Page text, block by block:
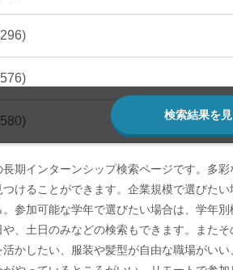
(582)
(131)
検索結果を
長期インターンシップ検索ページです。多
けることができます。企業規模で選びた
参加可能な学年で選びたい場合は、学年
、土日のみなどの検索もできます。またそ
かしたい、服装や髪型が自由な職場がい